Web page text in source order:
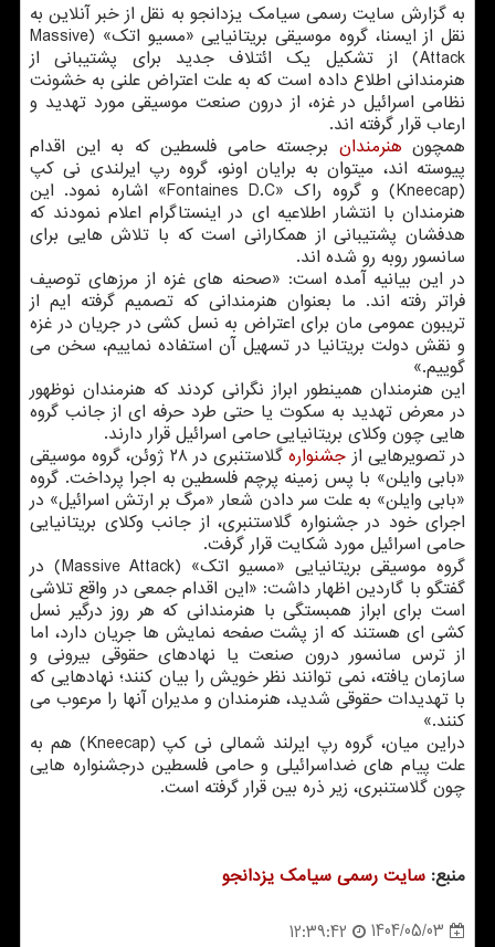
به گزارش سایت رسمی سیامک یزدانجو به نقل از خبر آنلاین به
نقل از ایسنا، گروه موسیقی بریتانیایی «مسیو اتک» (Massive
Attack) از تشکیل یک ائتلاف جدید برای پشتیبانی از
هنرمندانی اطلاع داده است که به علت اعتراض علنی به خشونت
نظامی اسرائیل در غزه، از درون صنعت موسیقی مورد تهدید و
ارعاب قرار گرفته اند.
همچون هنرمندان برجسته حامی فلسطین که به این اقدام
پیوسته اند، میتوان به برایان اونو، گروه رپ ایرلندی نی کپ
(Kneecap) و گروه راک «Fontaines D.C» اشاره نمود. این
هنرمندان با انتشار اطلاعیه ای در اینستاگرام اعلام نمودند که
هدفشان پشتیبانی از همکارانی است که با تلاش هایی برای
سانسور روبه رو شده اند.
در این بیانیه آمده است: «صحنه های غزه از مرزهای توصیف
فراتر رفته اند. ما بعنوان هنرمندانی که تصمیم گرفته ایم از
تریبون عمومی مان برای اعتراض به نسل کشی در جریان در غزه
و نقش دولت بریتانیا در تسهیل آن استفاده نماییم، سخن می
گوییم.»
این هنرمندان همینطور ابراز نگرانی کردند که هنرمندان نوظهور
در معرض تهدید به سکوت یا حتی طرد حرفه ای از جانب گروه
هایی چون وکلای بریتانیایی حامی اسرائیل قرار دارند.
در تصویرهایی از جشنواره
گلاستنبری در ۲۸ ژوئن، گروه موسیقی
«بابی وایلن» با پس زمینه پرچم فلسطین به اجرا پرداخت. گروه
«بابی وایلن» به علت سر دادن شعار «مرگ بر ارتش اسرائیل» در
اجرای خود در جشنواره گلاستنبری، از جانب وکلای بریتانیایی
حامی اسرائیل مورد شکایت قرار گرفت.
گروه موسیقی بریتانیایی «مسیو اتک» (Massive Attack) در
گفتگو با گاردین اظهار داشت: «این اقدام جمعی در واقع تلاشی
است برای ابراز همبستگی با هنرمندانی که هر روز درگیر نسل
کشی ای هستند که از پشت صفحه نمایش ها جریان دارد، اما
از ترس سانسور درون صنعت یا نهادهای حقوقی بیرونی و
سازمان یافته، نمی توانند نظر خویش را بیان کنند؛ نهادهایی که
با تهدیدات حقوقی شدید، هنرمندان و مدیران آنها را مرعوب می
کنند.»
دراین میان، گروه رپ ایرلند شمالی نی کپ (Kneecap) هم به
علت پیام های ضداسرائیلی و حامی فلسطین درجشنواره هایی
چون گلاستنبری، زیر ذره بین قرار گرفته است.
منبع: سایت رسمی سیامك یزدانجو
1404/05/03
12:39:42